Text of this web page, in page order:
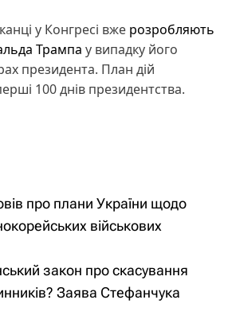
у Конгресі вже розробляють
Трампа у випадку його
президента. План дій
100 днів президентства.
про плани України щодо
військових
закон про скасування
Заява Стефанчука